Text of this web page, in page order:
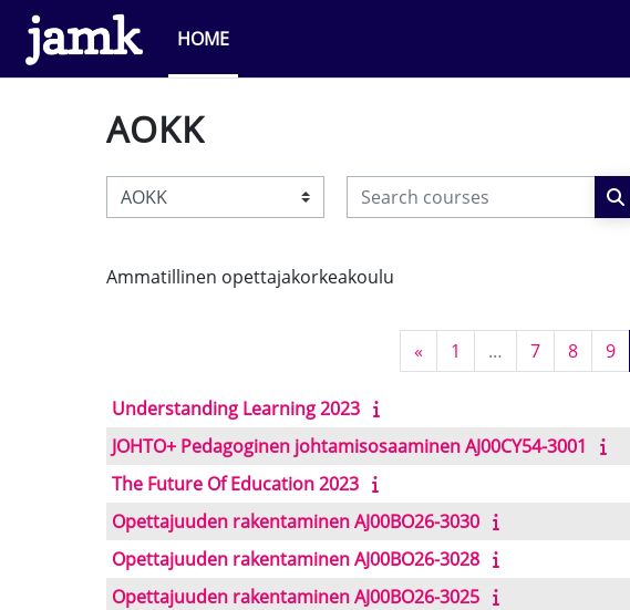
Skip to main content
HOME
AOKK
Course categories
Search courses
Ammatillinen opettajakorkeakoulu
«Previous page
1 Page 1
… 7Page 7
8Page 8
9
Understanding Learning 2023
JOHTO+ Pedagoginen johtamisosaaminen AJ00CY54-3001
The Future Of Education 2023
Opettajuuden rakentaminen AJ00BO26-3030
Opettajuuden rakentaminen AJ00BO26-3028
Opettajuuden rakentaminen AJ00BO26-3025